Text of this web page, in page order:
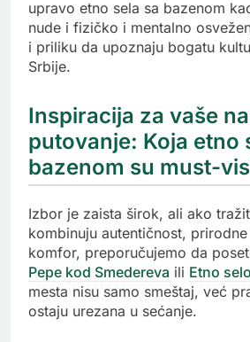
upravo etno sela sa bazenom
nude i fizičko i mentalno
i priliku da upoznaju bogatu
Srbije.
Inspiracija za vaše
putovanje: Koja etno
bazenom su must-
Izbor je zaista širok, ali ako
kombinuju autentičnost,
komfor, preporučujemo da
Pepe kod Smedereva ili Etno
mesta nisu samo smeštaj, već
ostaju urezana u sećanje.